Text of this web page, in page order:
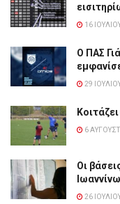
16
Ο ΠΑΣ
29
6
Οι
26